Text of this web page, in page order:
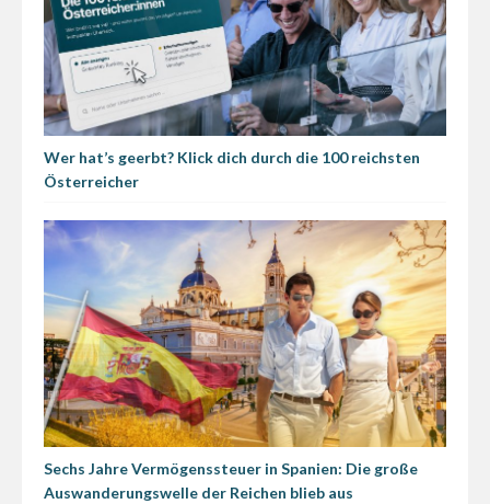
Wer hat’s geerbt? Klick dich durch die 100 reichsten
Österreicher
Sechs Jahre Vermögenssteuer in Spanien: Die große
Auswanderungswelle der Reichen blieb aus